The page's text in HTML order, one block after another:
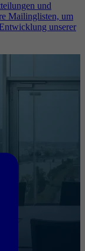
und
Mailinglisten, um
unserer